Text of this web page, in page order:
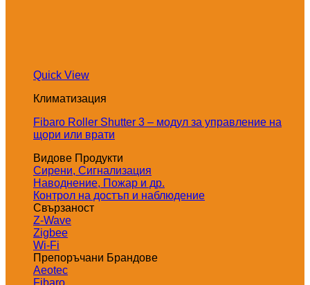
Quick View
Климатизация
Fibaro Roller Shutter 3 – модул за управление на
щори или врати
Видове Продукти
Сирени, Сигнализация
Наводнение, Пожар и др.
Контрол на достъп и наблюдение
Свързаност
Z-Wave
Zigbee
Wi-Fi
Препоръчани Брандове
Aeotec
Fibaro